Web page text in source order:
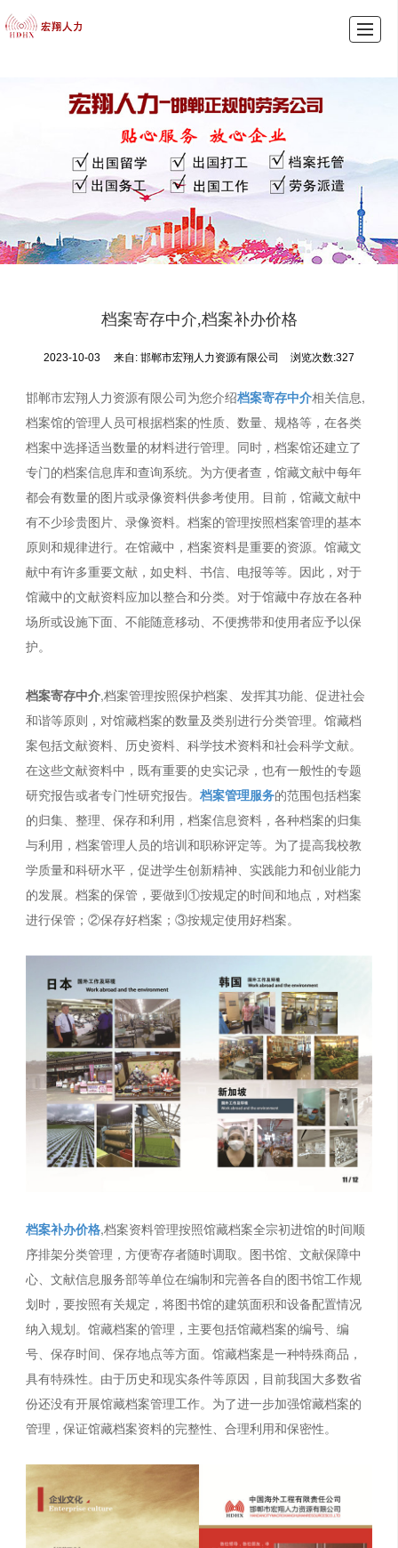
产品展示新闻动态图库展示公司介绍留言反馈联系我们
档案寄存中介,档案补办价格
2023-10-03 来自:邯郸市宏翔人力资源有限公司 浏览次数:327
邯郸市宏翔人力资源有限公司为您介绍档案寄存中介相关信息,
档案馆的管理人员可根据档案的性质、数量、规格等，在各类
档案中选择适当数量的材料进行管理。同时，档案馆还建立了
专门的档案信息库和查询系统。为方便者查，馆藏文献中每年
都会有数量的图片或录像资料供参考使用。目前，馆藏文献中
有不少珍贵图片、录像资料。档案的管理按照档案管理的基本
原则和规律进行。在馆藏中，档案资料是重要的资源。馆藏文
献中有许多重要文献，如史料、书信、电报等等。因此，对于
馆藏中的文献资料应加以整合和分类。对于馆藏中存放在各种
场所或设施下面、不能随意移动、不便携带和使用者应予以保
护。
档案寄存中介,档案管理按照保护档案、发挥其功能、促进社会
和谐等原则，对馆藏档案的数量及类别进行分类管理。馆藏档
案包括文献资料、历史资料、科学技术资料和社会科学文献。
在这些文献资料中，既有重要的史实记录，也有一般性的专题
研究报告或者专门性研究报告。档案管理服务的范围包括档案
的归集、整理、保存和利用，档案信息资料，各种档案的归集
与利用，档案管理人员的培训和职称评定等。为了提高我校教
学质量和科研水平，促进学生创新精神、实践能力和创业能力
的发展。档案的保管，要做到①按规定的时间和地点，对档案
进行保管；②保存好档案；③按规定使用好档案。
档案补办价格,档案资料管理按照馆藏档案全宗初进馆的时间顺
序排架分类管理，方便寄存者随时调取。图书馆、文献保障中
心、文献信息服务部等单位在编制和完善各自的图书馆工作规
划时，要按照有关规定，将图书馆的建筑面积和设备配置情况
纳入规划。馆藏档案的管理，主要包括馆藏档案的编号、编
号、保存时间、保存地点等方面。馆藏档案是一种特殊商品，
具有特殊性。由于历史和现实条件等原因，目前我国大多数省
份还没有开展馆藏档案管理工作。为了进一步加强馆藏档案的
管理，保证馆藏档案资料的完整性、合理利用和保密性。